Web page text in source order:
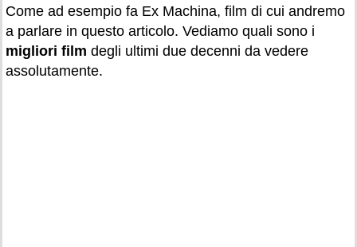
Come ad esempio fa Ex Machina, film di cui andremo
a parlare in questo articolo. Vediamo quali sono i
migliori film degli ultimi due decenni da vedere
assolutamente.